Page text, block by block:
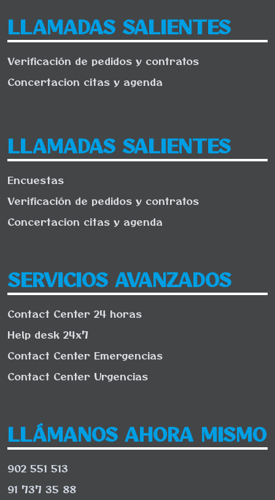
LLAMADAS SALIENTES
Verificación de pedidos y contratos
Concertacion citas y agenda
LLAMADAS SALIENTES
Encuestas
Verificación de pedidos y contratos
Concertacion citas y agenda
SERVICIOS AVANZADOS
Contact Center 24 horas
Help desk 24x7
Contact Center Emergencias
Contact Center Urgencias
LLÁMANOS AHORA MISMO
902 551 513
91 737 35 88